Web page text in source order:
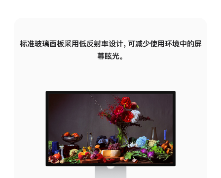
标准玻璃面板采用低反射率设计，可减少使用环境中的屏
幕眩光。